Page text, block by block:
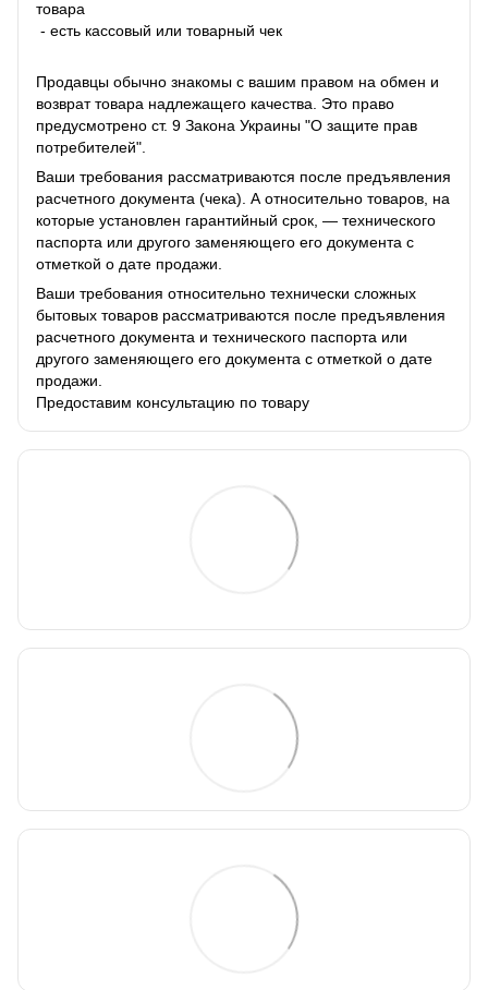
товара
- есть кассовый или товарный чек
Продавцы обычно знакомы с вашим правом на обмен и
возврат товара надлежащего качества. Это право
предусмотрено ст. 9 Закона Украины "О защите прав
потребителей".
Ваши требования рассматриваются после предъявления
расчетного документа (чека). А относительно товаров, на
которые установлен гарантийный срок, — технического
паспорта или другого заменяющего его документа с
отметкой о дате продажи.
Ваши требования относительно технически сложных
бытовых товаров рассматриваются после предъявления
расчетного документа и технического паспорта или
другого заменяющего его документа с отметкой о дате
продажи.
Предоставим консультацию по товару